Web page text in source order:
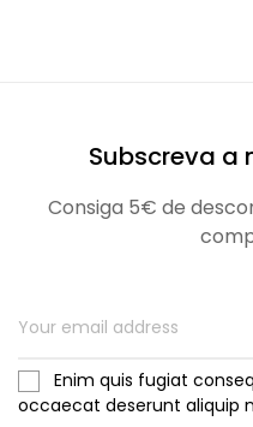
Subscreva a
Consiga 5€ de
Enim quis fugiat
occaecat deserunt aliquip